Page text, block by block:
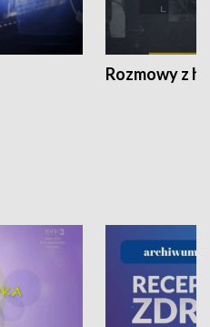
Rozmowy z